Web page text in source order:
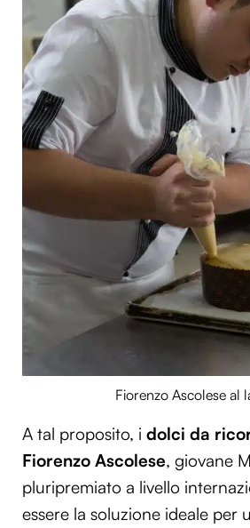
Fiorenzo Ascolese al
A tal proposito, i dolci da
Fiorenzo Ascolese, giovane
pluripremiato a livello
essere la soluzione ideale per